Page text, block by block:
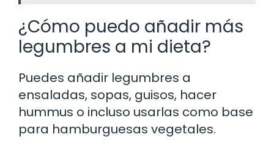
¿Cómo puedo añadir más
legumbres a mi dieta?
Puedes añadir legumbres a
ensaladas, sopas, guisos, hacer
hummus o incluso usarlas como base
para hamburguesas vegetales.